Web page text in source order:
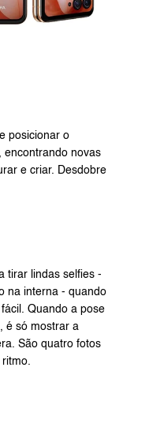
posicionar o
encontrando novas
e criar. Desdobre
tirar lindas selfies -
na interna - quando
Quando a pose
é só mostrar a
São quatro fotos